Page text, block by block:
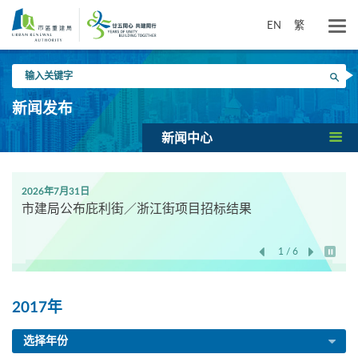
要
EN 繁
入
关
键
搜寻
新闻发布
新闻中心
2026年7月31日
市建局公布庇利街／浙江街项目招标结果
1 / 6
开始/
2017年
选择年份